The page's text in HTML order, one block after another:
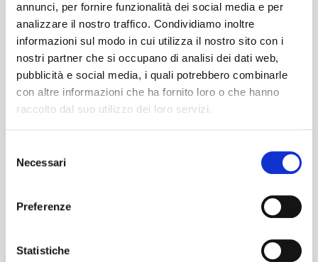
annunci, per fornire funzionalità dei social media e per
analizzare il nostro traffico. Condividiamo inoltre
informazioni sul modo in cui utilizza il nostro sito con i
nostri partner che si occupano di analisi dei dati web,
pubblicità e social media, i quali potrebbero combinarle
con altre informazioni che ha fornito loro o che hanno
raccolto dal suo utilizzo dei loro servizi.
delNecessari
Preferenze
Statistiche
140/136 CM
Washing instructions
8obWd